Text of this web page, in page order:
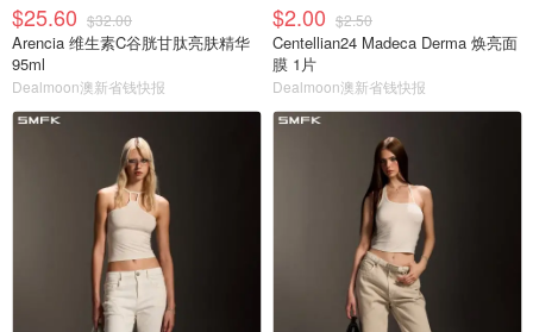
$25.60 $32.00
Arencia 维生素C谷胱甘肽亮肤精华
95ml
Dealmoon澳新省钱快报
$2.00 $2.50
Centellian24 Madeca Derma 焕亮面
膜 1片
Dealmoon澳新省钱快报